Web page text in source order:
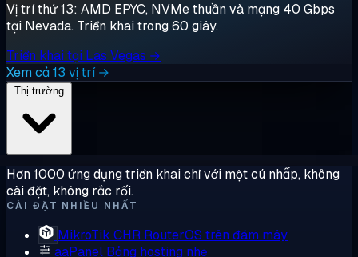
Vị trí thứ 13: AMD EPYC, NVMe thuần và mạng 40 Gbps
tại Nevada. Triển khai trong 60 giây.
Triển khai tại Las Vegas →
Xem cả 13 vị trí →
Hơn 1000 ứng dụng triển khai chỉ với một cú nhấp, không
cài đặt, không rắc rối.
CÀI ĐẶT NHIỀU NHẤT
MikroTik CHR RouterOS trên đám mây
aaPanel Bảng hosting nhẹ